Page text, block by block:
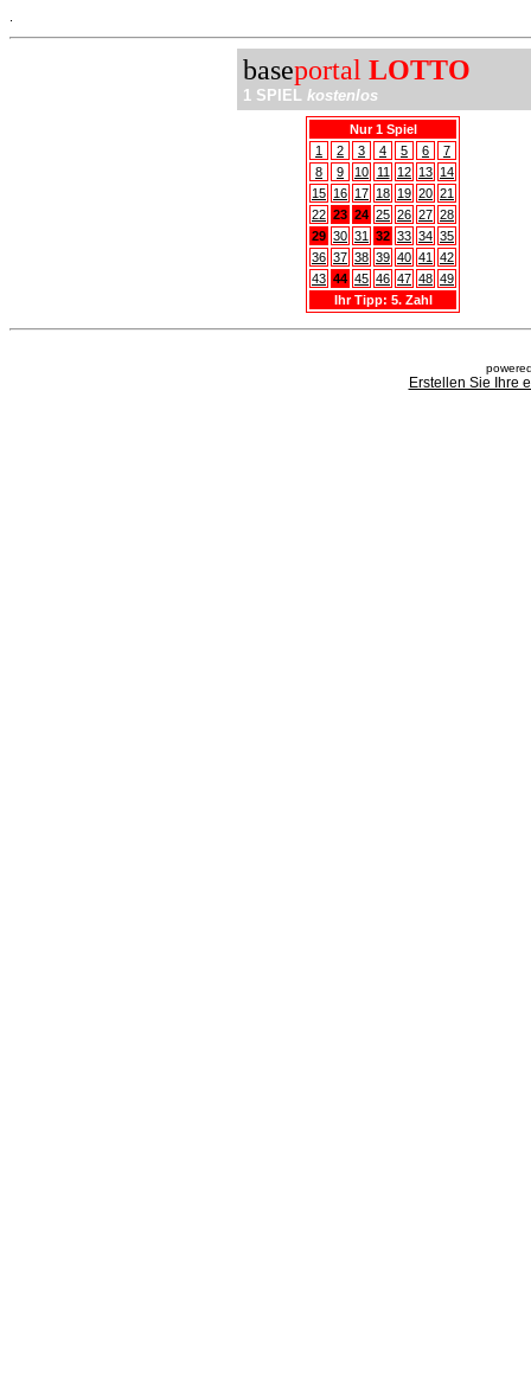
baseportal LOTTO
1 SPIEL kostenlos
Nur 1 Spiel
1
2 3 4 5 6
7
8
9 10 11 12 13 14
15 16 17 18 19 20 21
22 23 24 25 26 27 28
29 30 31 32 33 34 35
36 37 38 39 40 41
42
43 44 45 46 47 48 49
Ihr Tipp: 5. Zahl
Erstellen Sie Ihre